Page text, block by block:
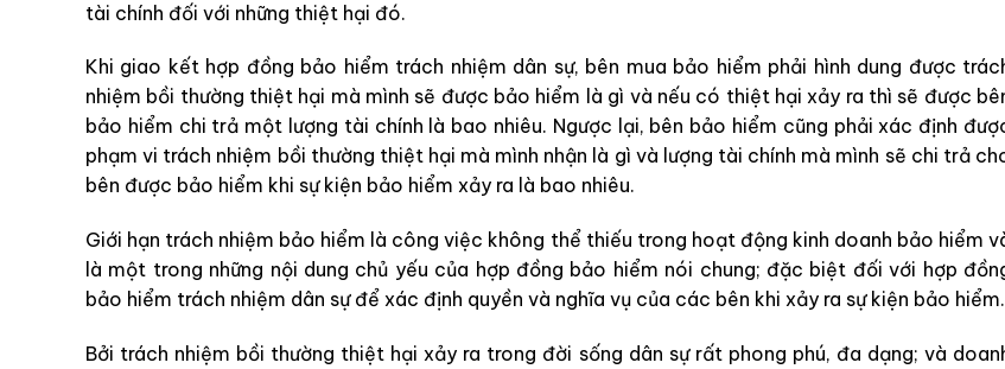
tài chính đối với những thiệt hại đó.
Khi giao kết hợp đồng bảo hiểm trách nhiệm dân sự, bên mua bảo hiểm phải hình dung được
nhiệm bồi thường thiệt hại mà mình sẽ được bảo hiểm là gì và nếu có thiệt hại xảy ra thì sẽ được
bảo hiểm chi trả một lượng tài chính là bao nhiêu. Ngược lại, bên bảo hiểm cũng phải xác định
phạm vi trách nhiệm bồi thường thiệt hại mà mình nhận là gì và lượng tài chính mà mình sẽ chi trả
bên được bảo hiểm khi sự kiện bảo hiểm xảy ra là bao nhiêu.
Giới hạn trách nhiệm bảo hiểm là công việc không thể thiếu trong hoạt động kinh doanh bảo hiểm
là một trong những nội dung chủ yếu của hợp đồng bảo hiểm nói chung; đặc biệt đối với hợp
bảo hiểm trách nhiệm dân sự để xác định quyền và nghĩa vụ của các bên khi xảy ra sự kiện bảo hiểm.
Bởi trách nhiệm bồi thường thiệt hại xảy ra trong đời sống dân sự rất phong phú, đa dạng; và